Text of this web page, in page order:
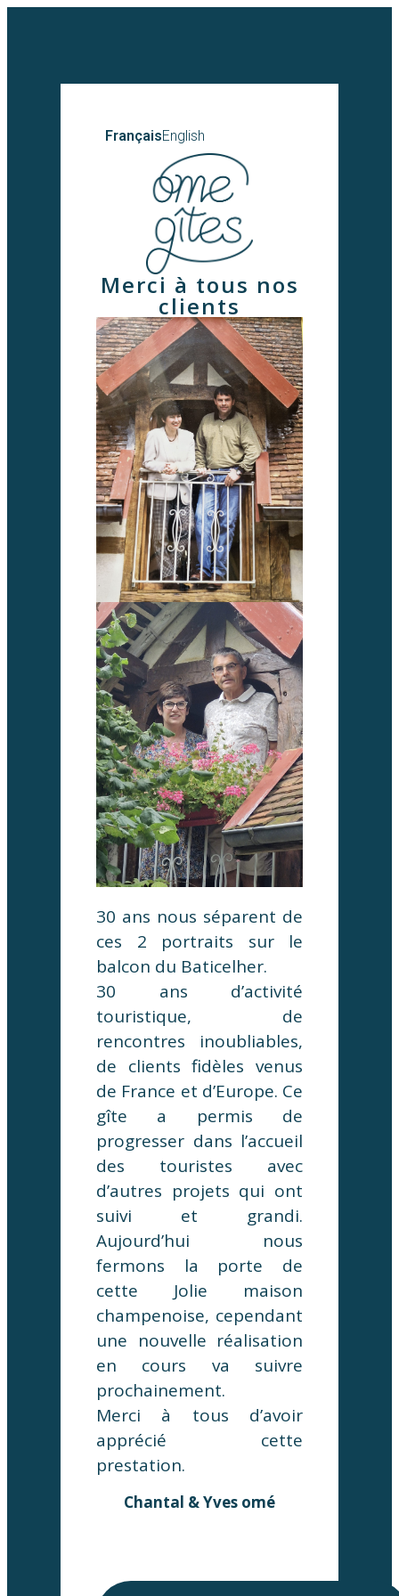
FrançaisEnglish
Merci à tous nos
clients
30 ans nous séparent de
ces 2 portraits sur le
balcon du Baticelher.
30 ans d’activité
touristique, de
rencontres inoubliables,
de clients fidèles venus
de France et d’Europe. Ce
gîte a permis de
progresser dans l’accueil
des touristes avec
d’autres projets qui ont
suivi et grandi.
Aujourd’hui nous
fermons la porte de
cette Jolie maison
champenoise, cependant
une nouvelle réalisation
en cours va suivre
prochainement.
Merci à tous d’avoir
apprécié cette
prestation.
Chantal & Yves omé